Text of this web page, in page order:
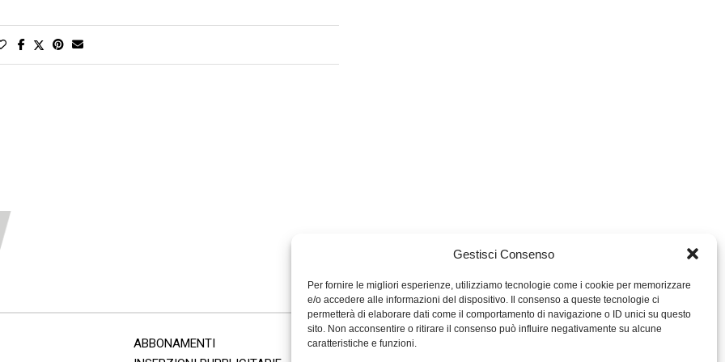
Gestisci Consenso
Per fornire le migliori esperienze, utilizziamo tecnologie come i cookie per memorizzare
e/o accedere alle informazioni del dispositivo. Il consenso a queste tecnologie ci
permetterà di elaborare dati come il comportamento di navigazione o ID unici su questo
sito. Non acconsentire o ritirare il consenso può influire negativamente su alcune
caratteristiche e funzioni.
ABBONAMENTI
MIGROS TICINO